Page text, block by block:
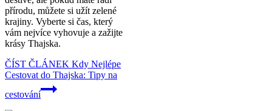
přírodu, můžete si užít zelené
krajiny. Vyberte si čas, který
vám nejvíce vyhovuje a zažijte
krásy Thajska.
ČÍST ČLÁNEK Kdy Nejlépe
Cestovat do Thajska: Tipy na
cestování